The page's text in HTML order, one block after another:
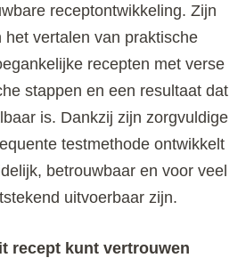
receptontwikkeling. Zijn
het vertalen van praktische
recepten met verse
stappen en een resultaat dat
is. Dankzij zijn zorgvuldige
testmethode ontwikkelt
betrouwbaar en voor veel
uitvoerbaar zijn.
recept kunt vertrouwen